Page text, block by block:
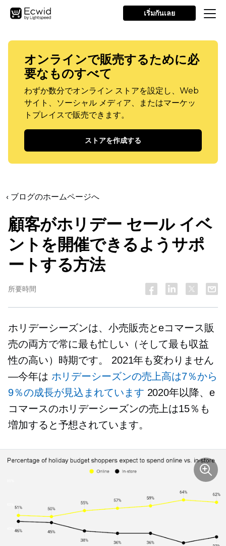
เริ่มกันเลย
オンラインで販売するために必
要なものすべて
わずか数分でオンライン ストアを設定し、Web
サイト、ソーシャル メディア、またはマーケッ
トプレイスで販売できます。
ストアを作成する
‹ ブログのホームページへ
顧客がホリデー セール イベ
ントを開催できるようサポ
ートする方法
所要時間
ホリデーシーズンは、小売販売とeコマース販
売の両方で常に最も忙しい（そして最も収益
性の高い）時期です。 2021年も変わりません
—今年は ホリデーシーズンの売上高は7％から
9％の成長が見込まれています 2020年以降、e
コマースのホリデーシーズンの売上は15％も
増加すると予想されています。